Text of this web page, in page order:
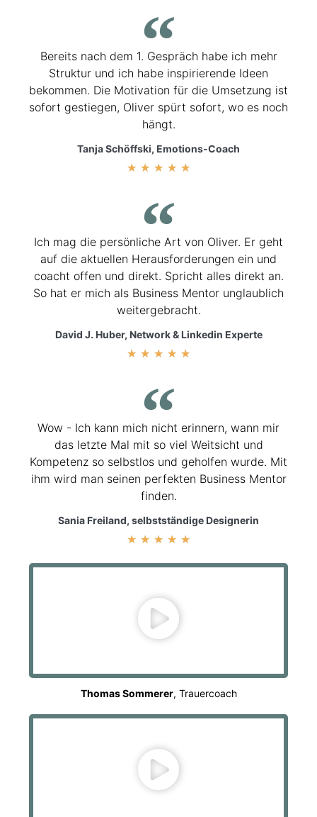
Bereits nach dem 1. Gespräch habe ich mehr
Struktur und ich habe inspirierende Ideen
bekommen. Die Motivation für die Umsetzung ist
sofort gestiegen, Oliver spürt sofort, wo es noch
hängt.
Tanja Schöffski, Emotions-Coach
★ ★ ★ ★ ★
Ich mag die persönliche Art von Oliver. Er geht
auf die aktuellen Herausforderungen ein und
coacht offen und direkt. Spricht alles direkt an.
So hat er mich als Business Mentor unglaublich
weitergebracht.
David J. Huber, Network & Linkedin Experte
★ ★ ★ ★ ★
Wow - Ich kann mich nicht erinnern, wann mir
das letzte Mal mit so viel Weitsicht und
Kompetenz so selbstlos und geholfen wurde. Mit
ihm wird man seinen perfekten Business Mentor
finden.
Sania Freiland, selbstständige Designerin
★ ★ ★ ★ ★
Thomas Sommerer, Trauercoach